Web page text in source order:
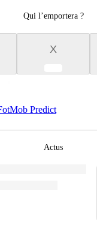
Qui l’emportera ?
X
Predict
Actus